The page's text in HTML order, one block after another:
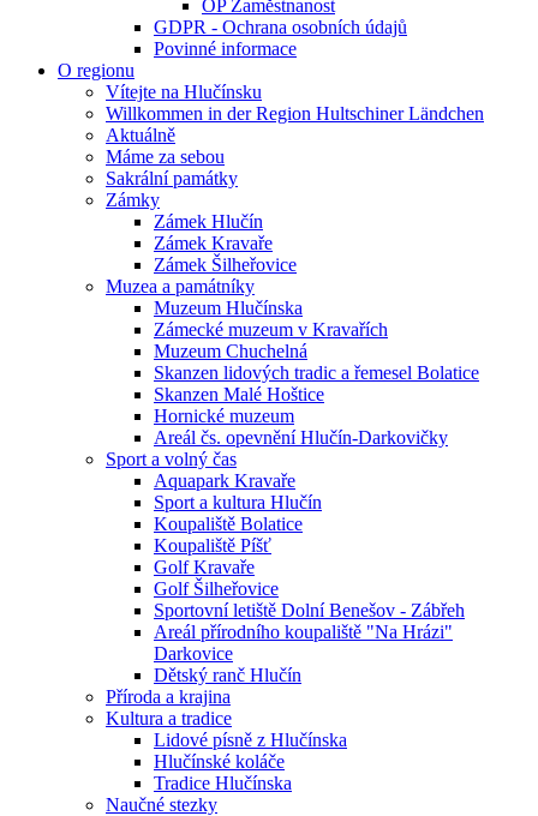
OP Zaměstnanost
GDPR - Ochrana osobních údajů
Povinné informace
O regionu
Vítejte na Hlučínsku
Willkommen in der Region Hultschiner Ländchen
Aktuálně
Máme za sebou
Sakrální památky
Zámky
Zámek Hlučín
Zámek Kravaře
Zámek Šilheřovice
Muzea a památníky
Muzeum Hlučínska
Zámecké muzeum v Kravařích
Muzeum Chuchelná
Skanzen lidových tradic a řemesel Bolatice
Skanzen Malé Hoštice
Hornické muzeum
Areál čs. opevnění Hlučín-Darkovičky
Sport a volný čas
Aquapark Kravaře
Sport a kultura Hlučín
Koupaliště Bolatice
Koupaliště Píšť
Golf Kravaře
Golf Šilheřovice
Sportovní letiště Dolní Benešov - Zábřeh
Areál přírodního koupaliště "Na Hrázi"
Darkovice
Dětský ranč Hlučín
Příroda a krajina
Kultura a tradice
Lidové písně z Hlučínska
Hlučínské koláče
Tradice Hlučínska
Naučné stezky